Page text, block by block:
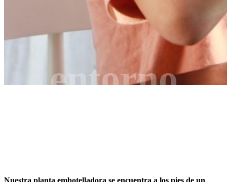
entorno
Nuestra planta embotelladora se encuentra a los pies de un